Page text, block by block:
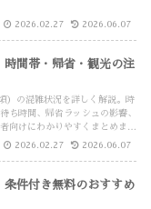
2026.02.27 2026.06.07
時間帯・帰省・観光の注
）の混雑状況を詳しく解説。時
ち時間、帰省ラッシュの影響、
向けにわかりやすくまとめまし
2026.02.27 2026.06.07
条件付き無料のおすすめ